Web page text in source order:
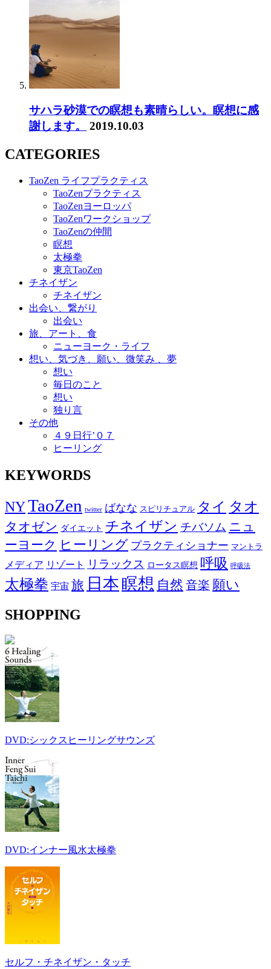
サハラ砂漠での瞑想も素晴らしい。瞑想に感
謝します。
2019.10.03
CATEGORIES
TaoZen ライフプラクティス
TaoZenプラクティス
TaoZenヨーロッパ
TaoZenワークショップ
TaoZenの仲間
瞑想
太極拳
東京TaoZen
チネイザン
チネイザン
出会い、繋がり
出会い
旅、アート、食
ニューヨーク・ライフ
想い、気づき、願い、微笑み 、夢
想い
毎日のこと
想い
独り言
その他
４９日行’０７
ヒーリング
KEYWORDS
NYTaoZen twitter ばなな スピリチュアル タイ タオ
タオゼン ダイエット チネイザン チバソム ニュ
ーヨーク ヒーリング プラクティショナー マントラ
メディア リゾート リラックス ロータス瞑想 呼吸 呼吸法
太極拳 宇宙 旅 日本 瞑想 自然 音楽 願い
SHOPPING
DVD:シックスヒーリングサウンズ
DVD:インナー風水太極拳
セルフ・チネイザン・タッチ